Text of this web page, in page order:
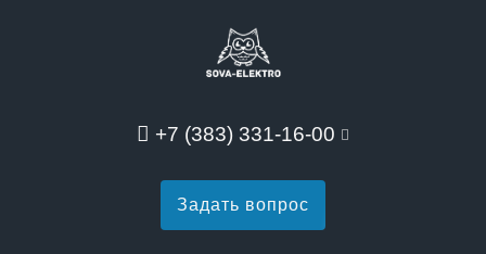
+7 (383) 331-16-00
Задать вопрос